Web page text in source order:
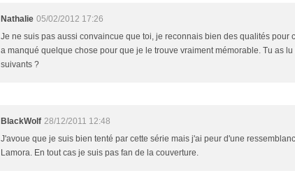
Nathalie 05/02/2012 17:26
Je ne suis pas aussi convaincue que toi, je reconnais bien des qualités pour
a manqué quelque chose pour que je le trouve vraiment mémorable. Tu as lu
suivants ?
BlackWolf 28/12/2011 12:48
J'avoue que je suis bien tenté par cette série mais j'ai peur d'une
Lamora. En tout cas je suis pas fan de la couverture.